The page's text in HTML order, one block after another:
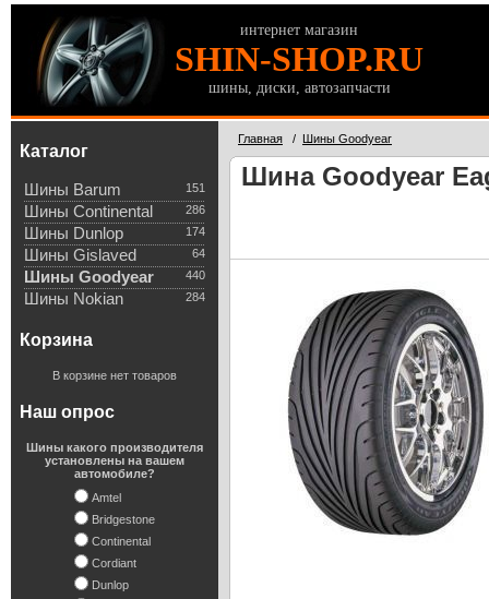
интернет магазин
SHIN-SHOP.RU
шины, диски, автозапчасти
Каталог
151
Шины Barum
286
Шины Continental
174
Шины Dunlop
64
Шины Gislaved
440
Шины Goodyear
284
Шины Nokian
Корзина
В корзине нет товаров
Наш опрос
Шины какого производителя
установлены на вашем
автомобиле?
Amtel
Bridgestone
Continental
Cordiant
Dunlop
Главная / Шины Goodyear
Шина Goodyear